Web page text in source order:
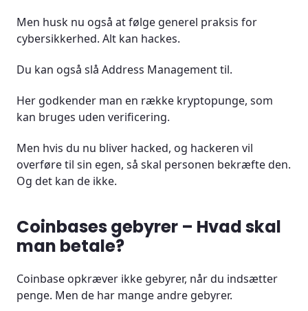
Men husk nu også at følge generel praksis for
cybersikkerhed. Alt kan hackes.
Du kan også slå Address Management til.
Her godkender man en række kryptopunge, som
kan bruges uden verificering.
Men hvis du nu bliver hacked, og hackeren vil
overføre til sin egen, så skal personen bekræfte den.
Og det kan de ikke.
Coinbases gebyrer – Hvad skal
man betale?
Coinbase opkræver ikke gebyrer, når du indsætter
penge. Men de har mange andre gebyrer.